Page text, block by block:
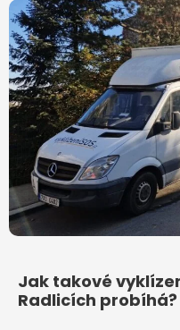
Jak takové
Radlicích probíhá?